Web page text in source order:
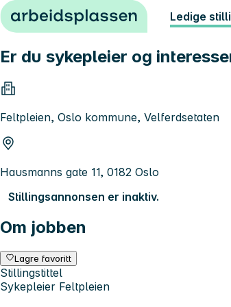
Hopp til innhold Ledige
Er du sykepleier og
Feltpleien, Oslo kommune, Velferdsetaten
Hausmanns gate 11, 0182 Oslo
Stillingsannonsen er inaktiv.
Om jobben
Lagre favoritt
Stillingstittel
Sykepleier Feltpleien